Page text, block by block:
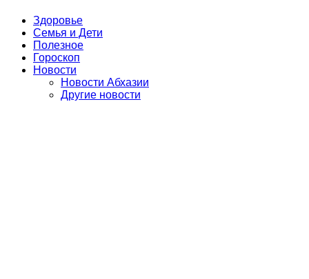
Здоровье
Семья и Дети
Полезное
Гороскоп
Новости
Новости Абхазии
Другие новости